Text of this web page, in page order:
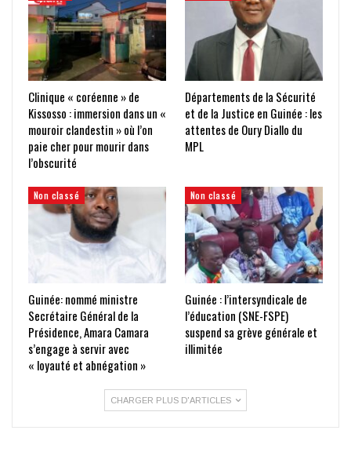
Clinique « coréenne » de
Kissosso : immersion dans un «
mouroir clandestin » où l’on
paie cher pour mourir dans
l’obscurité
Départements de la Sécurité
et de la Justice en Guinée : les
attentes de Oury Diallo du
MPL
Non classé
Guinée: nommé ministre
Secrétaire Général de la
Présidence, Amara Camara
s’engage à servir avec
« loyauté et abnégation »
Non classé
Guinée : l’intersyndicale de
l’éducation (SNE-FSPE)
suspend sa grève générale et
illimitée
CHARGER PLUS D'ARTICLES